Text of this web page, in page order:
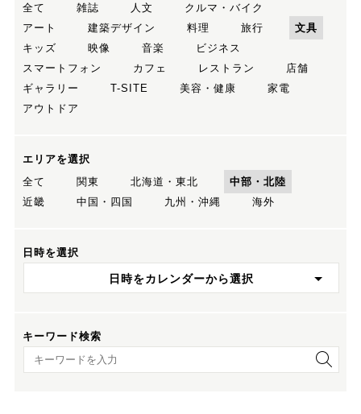
全て
雑誌 人文
クルマ・バイク
アート
建築デザイン 料理 旅行
文具
キッズ
映像 音楽
ビジネス
スマートフォン
カフェ レストラン
店舗
ギャラリー
T-SITE 美容・健康
家電
アウトドア
エリアを選択
全て
関東 北海道・東北
中部・北陸
近畿
中国・四国 九州・沖縄 海外
日時を選択
日時をカレンダーから選択
キーワード検索
キーワード検索